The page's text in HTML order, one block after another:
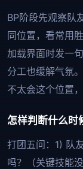
BP阶段先观察队
同位置，看常用
加载界面时发一
分工也缓解气氛
不太会这个位置
怎样判断什么时
打团五问：1) 队
吗？（关键技能